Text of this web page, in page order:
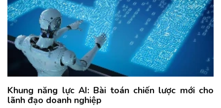
Khung năng lực AI: Bài toán chiến lược mới cho
lãnh đạo doanh nghiệp